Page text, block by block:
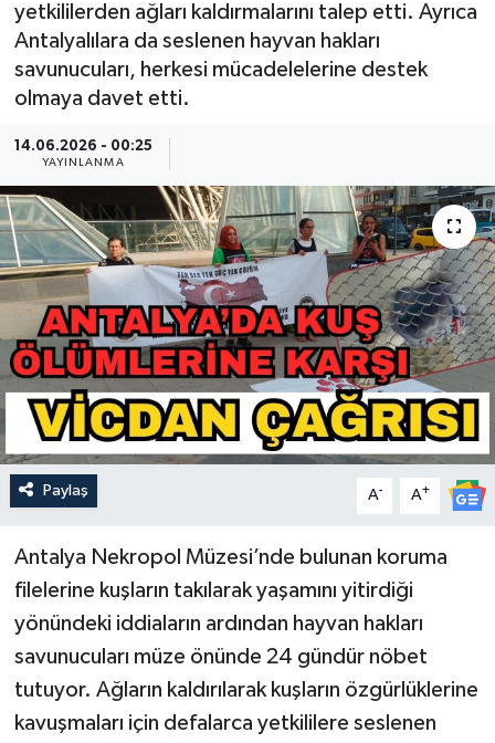
yetkililerden ağları kaldırmalarını talep etti. Ayrıca
Antalyalılara da seslenen hayvan hakları
savunucuları, herkesi mücadelelerine destek
olmaya davet etti.
14.06.2026 - 00:25
YAYINLANMA
Paylaş A- A+
Antalya Nekropol Müzesi’nde bulunan koruma
filelerine kuşların takılarak yaşamını yitirdiği
yönündeki iddiaların ardından hayvan hakları
savunucuları müze önünde 24 gündür nöbet
tutuyor. Ağların kaldırılarak kuşların özgürlüklerine
kavuşmaları için defalarca yetkililere seslenen
Görüntülü Haber
Güncel
Kültür & Sanat
Magazin
Resmi İlan
Sağlık & Yaşam
Siyaset
Spor
Son Dakika Haberleri
Haber Arşivi